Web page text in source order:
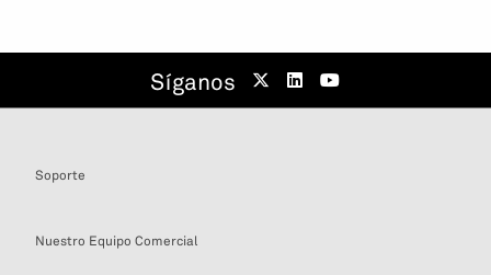
Síganos
Soporte
Nuestro Equipo Comercial